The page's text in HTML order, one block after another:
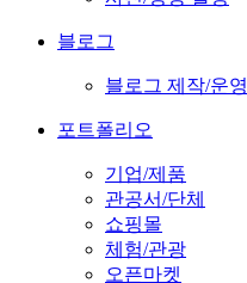
블로그
블로그 제작/운영
포트폴리오
기업/제품
관공서/단체
쇼핑몰
체험/관광
오픈마켓